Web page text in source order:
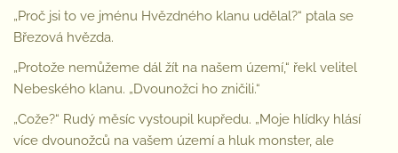
„Proč jsi to ve jménu Hvězdného klanu udělal?“ ptala se
Březová hvězda.
„Protože nemůžeme dál žít na našem území,“ řekl velitel
Nebeského klanu. „Dvounožci ho zničili.“
„Cože?“ Rudý měsíc vystoupil kupředu. „Moje hlídky hlásí
více dvounožců na vašem území a hluk monster, ale